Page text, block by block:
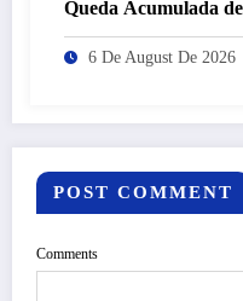
Queda Acumulada
6 De August De 2026
POST COMMENT
Comments